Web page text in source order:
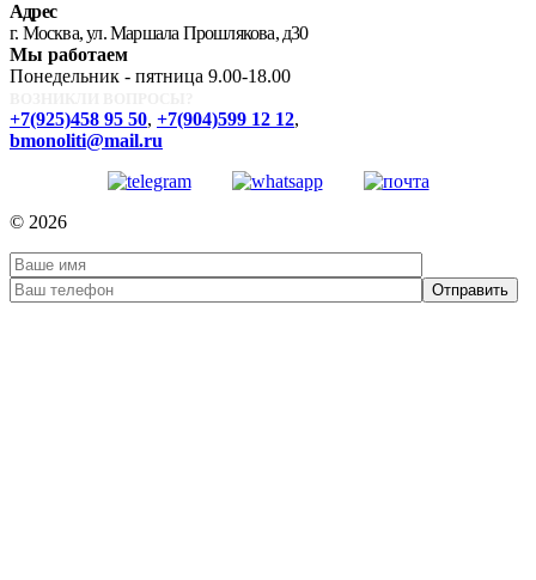
Адрес
г. Москва, ул. Маршала Прошлякова, д30
Мы работаем
Понедельник - пятница 9.00-18.00
+7(925)458 95 50, +7(904)599 12 12,
bmonoliti@mail.ru
© 2026